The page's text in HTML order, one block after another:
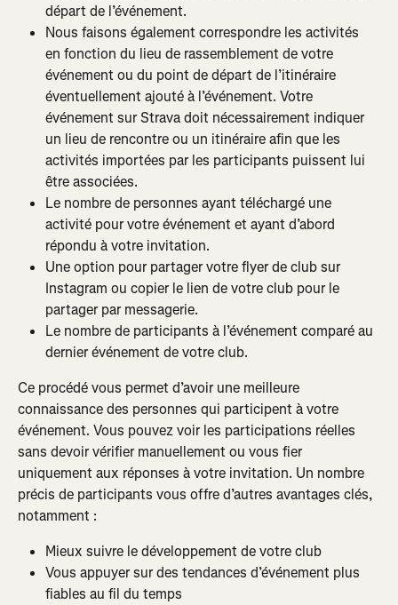
départ de l’événement.
Nous faisons également correspondre les activités
en fonction du lieu de rassemblement de votre
événement ou du point de départ de l’itinéraire
éventuellement ajouté à l’événement. Votre
événement sur Strava doit nécessairement indiquer
un lieu de rencontre ou un itinéraire afin que les
activités importées par les participants puissent lui
être associées.
Le nombre de personnes ayant téléchargé une
activité pour votre événement et ayant d’abord
répondu à votre invitation.
Une option pour partager votre flyer de club sur
Instagram ou copier le lien de votre club pour le
partager par messagerie.
Le nombre de participants à l’événement comparé au
dernier événement de votre club.
Ce procédé vous permet d’avoir une meilleure
connaissance des personnes qui participent à votre
événement. Vous pouvez voir les participations réelles
sans devoir vérifier manuellement ou vous fier
uniquement aux réponses à votre invitation. Un nombre
précis de participants vous offre d’autres avantages clés,
notamment :
Mieux suivre le développement de votre club
Vous appuyer sur des tendances d’événement plus
fiables au fil du temps